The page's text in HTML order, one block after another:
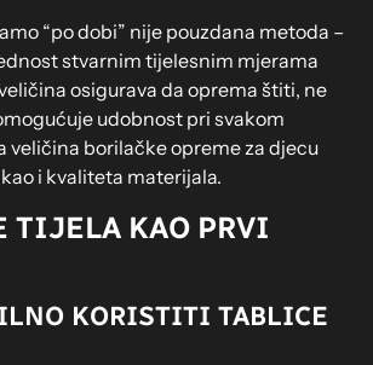
“po dobi” nije pouzdana metoda –
stvarnim tijelesnim mjerama
osigurava da oprema štiti, ne
udobnost pri svakom
veličina borilačke opreme za djecu
i kvaliteta materijala.
TIJELA KAO PRVI
KORISTITI TABLICE